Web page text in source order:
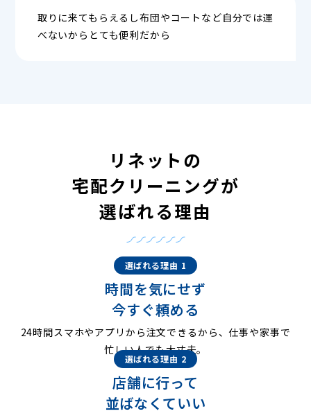
取りに来てもらえるし布団やコートなど自分では運
べないからとても便利だから
リネットの
宅配クリーニングが
選ばれる理由
選ばれる理由 1
時間を気にせず
今すぐ頼める
24時間スマホやアプリから注文できるから、仕事や家事で
忙しい人でも大丈夫。
選ばれる理由 2
店舗に行って
並ばなくていい